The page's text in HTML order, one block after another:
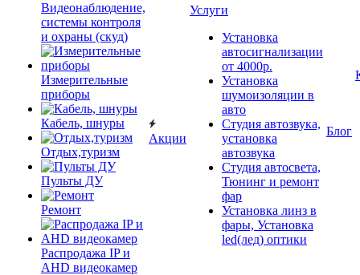
Видеонаблюдение,
системы контроля
и охраны (скуд)
Измерительные
приборы
Кабель, шнуры
Отдых,туризм
Пульты ДУ
Ремонт
Распродажа IP и
AHD видеокамер
Акции
Услуги
Установка
автосигнализации
от 4000р.
Установка
шумоизоляции в
авто
Студия автозвука,
установка
автозвука
Студия автосвета,
Тюнинг и ремонт
фар
Установка линз в
фары, Установка
led(лед) оптики
Блог